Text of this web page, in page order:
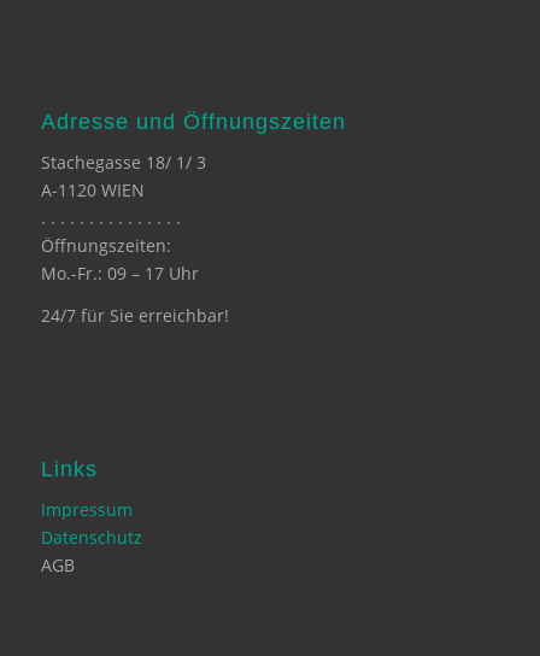
Adresse und Öffnungszeiten
Stachegasse 18/ 1/ 3
A-1120 WIEN
. . . . . . . . . . . . . . .
Öffnungszeiten:
Mo.-Fr.: 09 – 17 Uhr
24/7 für Sie erreichbar!
Links
Impressum
Datenschutz
AGB